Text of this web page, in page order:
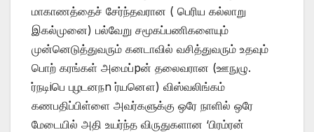
மாகாணத்தைச் சேர்ந்தவரான ( பெரிய கல்லாறு
இகல்முனை) பல்வேறு சமூகப்பணிகளையும்
முன்னெடுத்துவரும் கனடாவில் வசித்துவரும் உதவும்
பொற் கரங்கள் அமைப்pன் தலைவரான (ஊநுழு.
ர்நடிiபெ புழடனநn ர்யனௌ) விஸ்வலிங்கம்
கணபதிப்பிள்ளை அவர்களுக்கு ஒரே நாளில் ஒரே
மேடையில் அதி உயர்ந்த விருதுகளான ‘பிரம்ரன்